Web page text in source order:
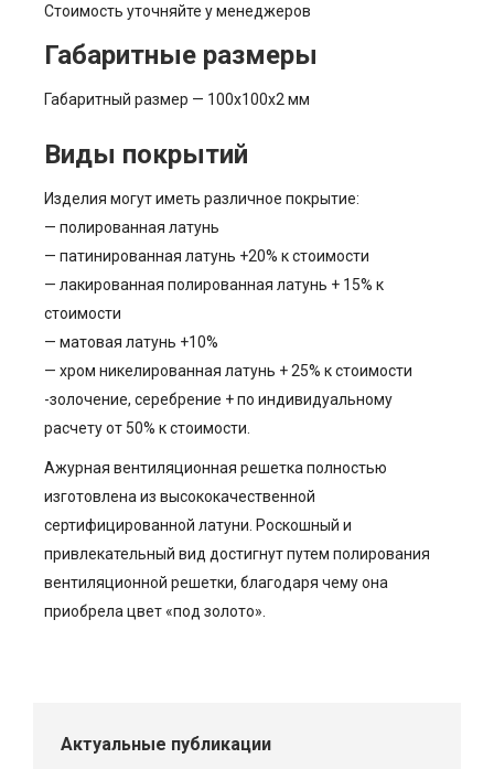
Стоимость уточняйте у менеджеров
Габаритные размеры
Габаритный размер — 100х100х2 мм
Виды покрытий
Изделия могут иметь различное покрытие:
— полированная латунь
— патинированная латунь +20% к стоимости
— лакированная полированная латунь + 15% к
стоимости
— матовая латунь +10%
— хром никелированная латунь + 25% к стоимости
-золочение, серебрение + по индивидуальному
расчету от 50% к стоимости.
Ажурная вентиляционная решетка полностью
изготовлена из высококачественной
сертифицированной латуни. Роскошный и
привлекательный вид достигнут путем полирования
вентиляционной решетки, благодаря чему она
приобрела цвет «под золото».
Актуальные публикации